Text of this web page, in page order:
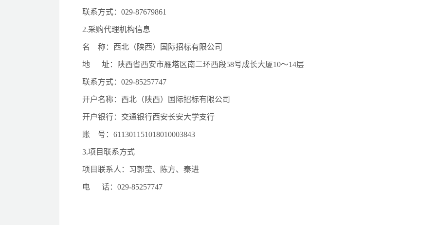
联系方式： 029-87679861
2.采购代理机构信息
名 称：西北（陕西）国际招标有限公司
地 址：陕西省西安市雁塔区南二环西段58号成长大厦10～14层
联系方式： 029-85257747
开户名称：西北（陕西）国际招标有限公司
开户银行：交通银行西安长安大学支行
账 号： 611301151018010003843
3.项目联系方式
项目联系人：习郭莹、陈方、 秦进
电 话： 029-85257747